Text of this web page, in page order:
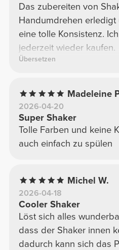
Das zubereiten von
Handumdrehen
eine tolle Konsistenz.
jederzeit wieder kaufen.
Übersetzen
Madeleine
2026-04-20
Super Shaker
Tolle Farben und keine
auch einfach zu spülen
Michel W.
2026-04-18
Cooler Shaker
Löst sich alles
dass der Shaker innen
dadurch kann sich das